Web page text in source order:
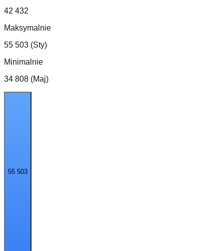
42 432
Maksymalnie
55 503 (Sty)
Minimalnie
34 808 (Maj)
55 503